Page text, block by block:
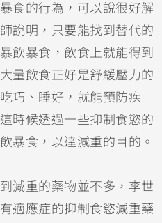
食的行為，可以說很好解
說明，只要能找到替代的
飲暴食，飲食上就能得到
量飲食正好是舒緩壓力的
巧、睡好，就能預防疾
時候透過一些抑制食慾的
暴食，以達減重的目的。
減重的藥物並不多，李世
適應症的抑制食慾減重藥